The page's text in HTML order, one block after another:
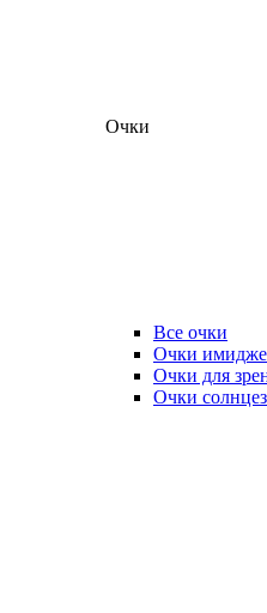
Очки
Все очки
Очки
Очки для
Очки